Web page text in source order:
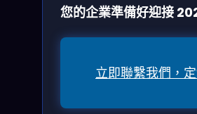
您的企業準備好迎接
立即聯繫我們，